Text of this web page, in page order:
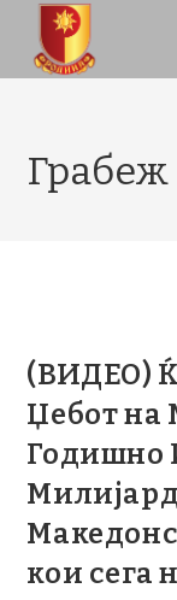
Грабеж
(ВИДЕО)
Џебот на
Годишно
кои сега